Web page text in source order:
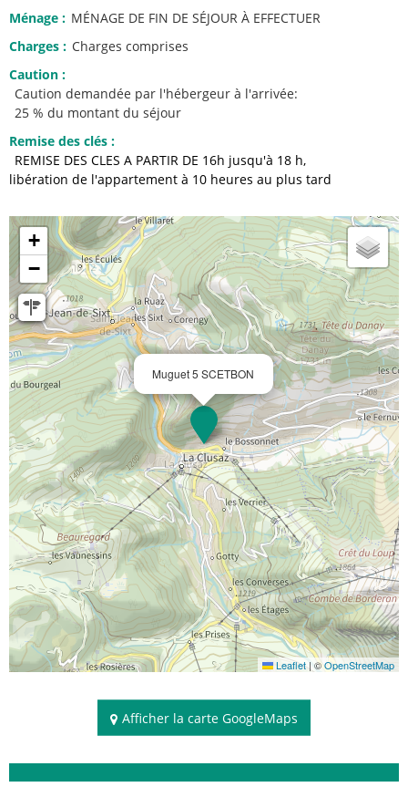
Ménage : MÉNAGE DE FIN DE SÉJOUR À EFFECTUER
Charges : Charges comprises
Caution :
Caution demandée par l'hébergeur à l'arrivée:
25 % du montant du séjour
Remise des clés :
REMISE DES CLES A PARTIR DE 16h jusqu'à 18 h
libération de l'appartement à 10 heures au plus tard
Muguet 5 SCETBON
+
−
Leaflet | ©OpenStreetMap
Afficher la carte GoogleMaps